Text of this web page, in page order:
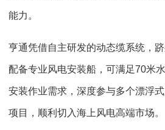
能力。
亨通凭借自主研发的动态缆系统，
配备专业风电安装船，可满足70米水
安装作业需求，深度参与多个漂浮
项目，顺利切入海上风电高端市场。